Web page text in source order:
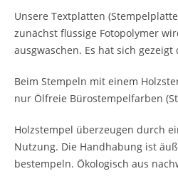
Unsere Textplatten
zunächst flüssige Fotopolymer
ausgwaschen. Es hat sich
Beim Stempeln mit einem
nur Ölfreie Bürostempelfarben
Holzstempel überzeugen durch
Nutzung. Die Handhabung ist
bestempeln. Ökologisch aus